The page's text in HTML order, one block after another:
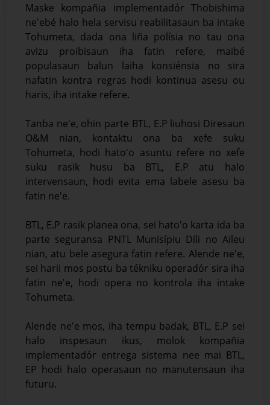
Maske kompañia implementadór Thobishima
ne'ebé halo hela servisu reabilitasaun ba intake
Tohumeta, dada ona liña polísia no tau ona
avizu proibisaun iha fatin refere, maibé
populasaun balun laiha konsiénsia no sira
nafatin kontra regras hodi kontinua asesu ou
haris, iha intake refere.
Tanba ne'e, ohin parte BTL, E.P liuhosi Diresaun
O&M nian, kontaktu ona ba xefe suku
Tohumeta, hodi hato'o asuntu refere no xefe
suku rasik husu ba BTL, E.P atu halo
intervensaun, hodi evita ema labele asesu ba
fatin ne'e.
BTL, E.P rasik planea ona, sei hato'o karta ida ba
parte seguransa PNTL Munisípiu Díli no Aileu
nian, atu bele asegura fatin refere. Alende ne'e,
sei harii mos postu ba tékniku operadór sira iha
fatin ne'e, hodi opera no kontrola iha intake
Tohumeta.
Alende ne'e mos, iha tempu badak, BTL, E.P sei
halo inspesaun ikus, molok kompañia
implementadór entrega sistema nee mai BTL,
EP hodi halo operasaun no manutensaun iha
futuru.